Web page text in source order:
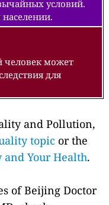
условий.
населении.
человек может
для
and Pollution,
topic or the
Your Health.
of Beijing Doctor